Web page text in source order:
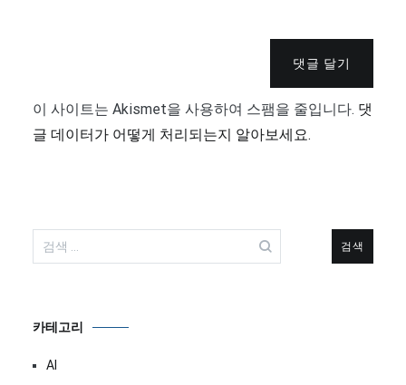
댓글 달기
이 사이트는 Akismet을 사용하여 스팸을 줄입니다. 댓
글 데이터가 어떻게 처리되는지 알아보세요.
색:
카테고리
AI